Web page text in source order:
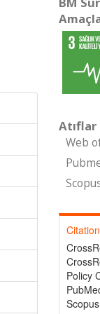
Atıflar
Web
Policy